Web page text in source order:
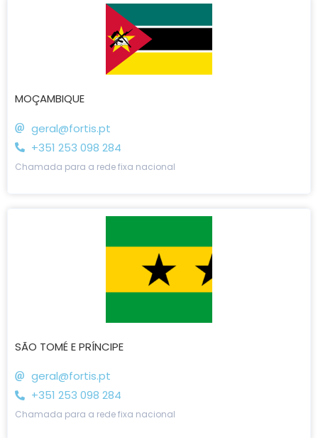
MOÇAMBIQUE
geral@fortis.pt
+351 253 098 284
Chamada para a rede fixa nacional
SÃO TOMÉ E PRÍNCIPE
geral@fortis.pt
+351 253 098 284
Chamada para a rede fixa nacional